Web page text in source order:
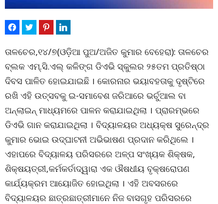
ତାଳଚେର,୧୪/୭(ଓଡ଼ିଆ ପୁଅ/ଅଜିତ କୁମାର ବେହେରା): ତାଳଚେର
ବ୍ଲକ ଏମ୍‌.ସି.ଏଲ୍ କଳିଙ୍ଗ ଡିଏଭି ସ୍କୁଲର ୨୫ତମ ପ୍ରତିଷ୍ଠା
ଦିବସ ପାଳିତ ହୋଇଯାଇଛି । କୋରନାର ଭୟାବହତାକୁ ଦୃଷ୍ଟିରେ
ରଖି ଏହି ଉତ୍ସବକୁ ଇ-ସମାବେଶ ଜରିଆରେ ଭର୍ଚୁଆଲ ବା
ଅନ୍‌ଲାଇନ୍ ମାଧ୍ୟମରେ ପାଳନ କରାଯାଇଥିଲା । ପ୍ରାରମ୍ଭରେ
ଡିଏଭି ଗାନ କରାଯାଇଥିଲା । ବିଦ୍ୟାଳୟର ଅଧ୍ୟକ୍ଷ ସୁରେନ୍ଦ୍ର
କୁମାର ଭୋଇ ଉଦ୍‌ଘାଟନୀ ଅଭିଭାଷଣ ପ୍ରଦାନ କରିଥିଲେ ।
ଏହାପରେ ବିଦ୍ୟାଳୟ ପରିସରରେ ଅଳ୍ପ ସଂଖ୍ୟକ ଶିକ୍ଷକ,
ଶିକ୍ଷୟତ୍ରୀ,କର୍ମକର୍ତାଦ୍ୱାରା ଏକ ଔଷଧୀୟ ବୃକ୍ଷରୋପଣ
କାର୍ଯ୍ୟକ୍ରମ ଆୟୋଜିତ ହୋଇଥିଲା । ଏହି ଅବସରରେ
ବିଦ୍ୟାଳୟର ଛାତ୍ରଛାତ୍ରୀମାନେ ନିଜ ବାସଗୃହ ପରିସରରେ